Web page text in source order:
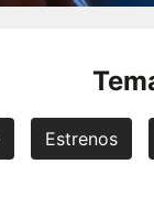
Estrenos